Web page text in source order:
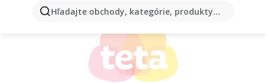
Hľadajte obchody, kategórie, produkty...